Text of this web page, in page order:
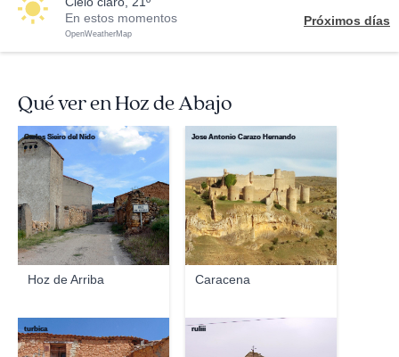
En estos momentos
OpenWeatherMap
Próximos días
Qué ver en Hoz de Abajo
Hoz de Arriba
Carlos Sieiro del Nido
Caracena
Jose Antonio Carazo Hernando
turbica ruliii